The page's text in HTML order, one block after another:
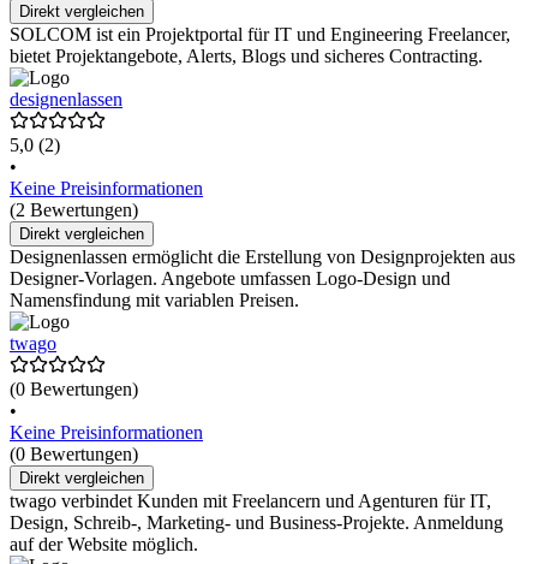
Direkt vergleichen
SOLCOM ist ein Projektportal für IT und Engineering Freelancer,
bietet Projektangebote, Alerts, Blogs und sicheres Contracting.
designenlassen
5,0 (2)
•
Keine Preisinformationen
(2 Bewertungen)
Direkt vergleichen
Designenlassen ermöglicht die Erstellung von Designprojekten aus
Designer-Vorlagen. Angebote umfassen Logo-Design und
Namensfindung mit variablen Preisen.
twago
(0 Bewertungen)
•
Keine Preisinformationen
(0 Bewertungen)
Direkt vergleichen
twago verbindet Kunden mit Freelancern und Agenturen für IT,
Design, Schreib-, Marketing- und Business-Projekte. Anmeldung
auf der Website möglich.